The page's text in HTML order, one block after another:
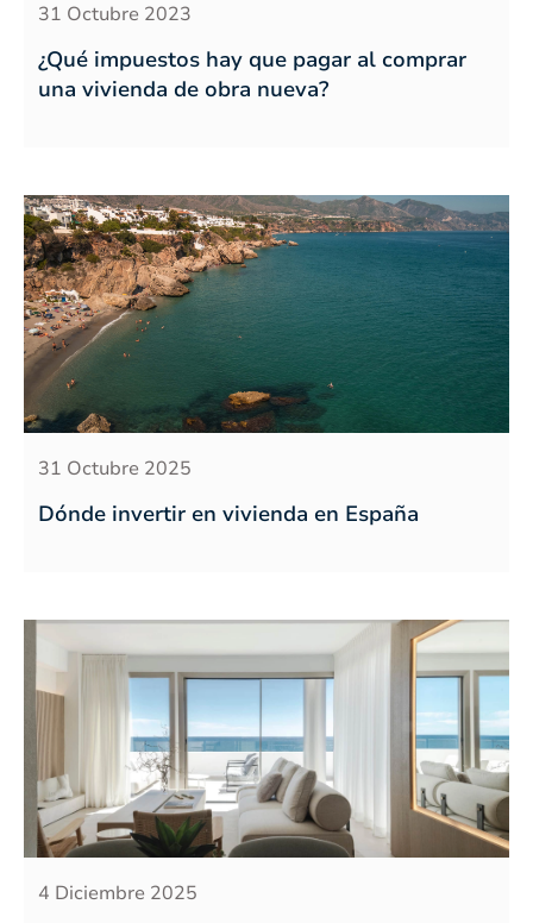
31 Octubre 2023
¿Qué impuestos hay que pagar al comprar
una vivienda de obra nueva?
31 Octubre 2025
Dónde invertir en vivienda en España
4 Diciembre 2025